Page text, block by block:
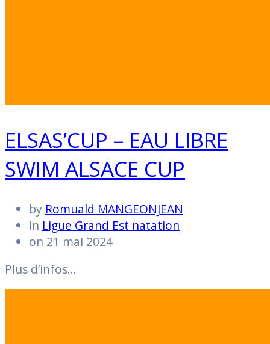
ELSAS’CUP – EAU LIBRE
SWIM ALSACE CUP
by Romuald MANGEONJEAN
in Ligue Grand Est natation
on 21 mai 2024
Plus d’infos…